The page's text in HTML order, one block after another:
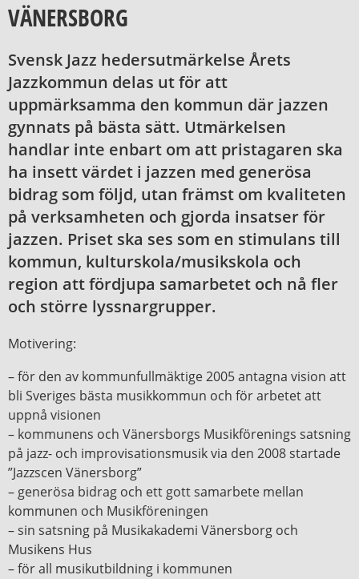
VÄNERSBORG
Svensk Jazz hedersutmärkelse Årets
Jazzkommun delas ut för att
uppmärksamma den kommun där jazzen
gynnats på bästa sätt. Utmärkelsen
handlar inte enbart om att pristagaren ska
ha insett värdet i jazzen med generösa
bidrag som följd, utan främst om kvaliteten
på verksamheten och gjorda insatser för
jazzen. Priset ska ses som en stimulans till
kommun, kulturskola/musikskola och
region att fördjupa samarbetet och nå fler
och större lyssnargrupper.
Motivering:
– för den av kommunfullmäktige 2005 antagna vision att
bli Sveriges bästa musikkommun och för arbetet att
uppnå visionen
– kommunens och Vänersborgs Musikförenings satsning
på jazz- och improvisationsmusik via den 2008 startade
”Jazzscen Vänersborg”
– generösa bidrag och ett gott samarbete mellan
kommunen och Musikföreningen
– sin satsning på Musikakademi Vänersborg och
Musikens Hus
– för all musikutbildning i kommunen